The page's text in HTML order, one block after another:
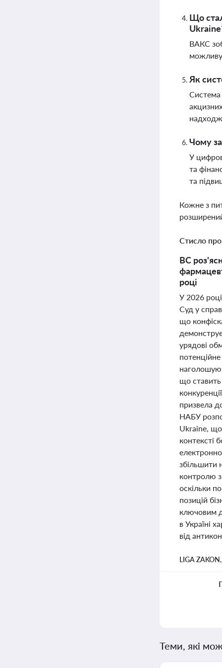
Що
ВАКС
можливу
Як
Система
Чому
У
та
та
Кожне з
Стисло
ВС
році
У 2026
Суд у
що
урядові
що ставить
призвела
НАБУ
Ukraine, що
контексті
збільшити
контролю з
оскільки
позицій
ключовим
в Україні
від
LIGA
Теми, які